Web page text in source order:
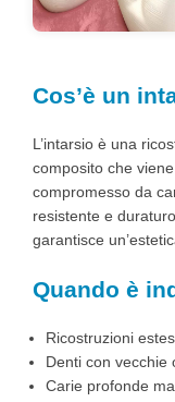
Cos’è un
L’intarsio è una
composito che
compromesso da
resistente e
garantisce
Quando è
Ricostruzioni
Denti con vecchie
Carie profonde